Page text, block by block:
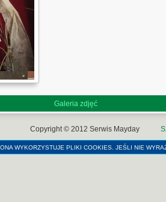
Galeria zdjęć
Copyright © 2012 Serwis Mayday
WYKORZYSTUJE PLIKI COOKIES. JEŚLI NIE